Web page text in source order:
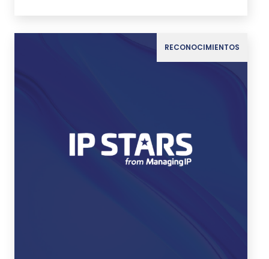
RECONOCIMIENTOS